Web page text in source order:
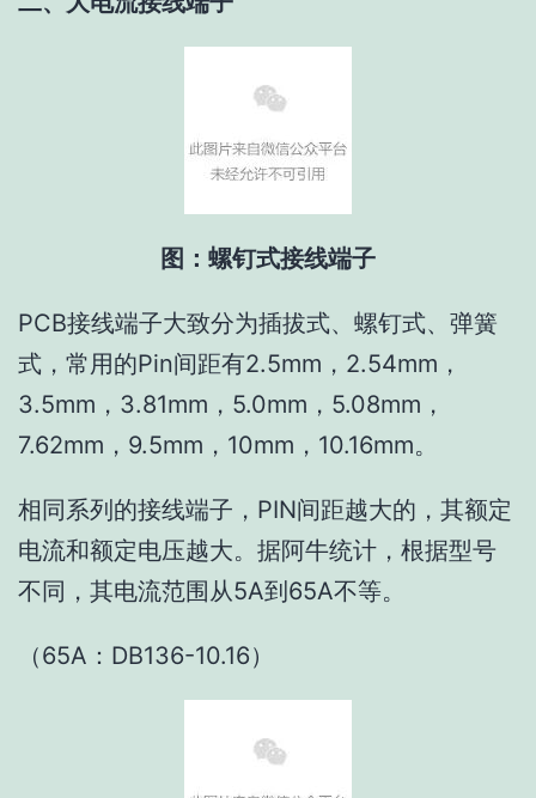
图：螺钉式接线端子
PCB接线端子大致分为插拔式、螺钉式、弹簧
式，常用的Pin间距有2.5mm，2.54mm，
3.5mm，3.81mm，5.0mm，5.08mm，
7.62mm，9.5mm，10mm，10.16mm。
相同系列的接线端子，PIN间距越大的，其额定
电流和额定电压越大。据阿牛统计，根据型号
不同，其电流范围从5A到65A不等。
（65A：DB136-10.16）